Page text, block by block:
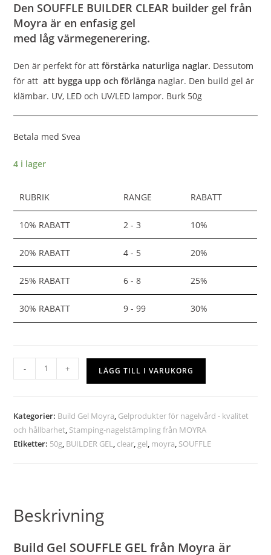
DenSOUFFLE BUILDER CLEAR builder gel från
Moyra är en enfasig gel
med lågvärmegenerering.
Den är perfekt för attförstärka naturliga naglar. Dessutom
för attatt bygga upp och förlänga naglar. Den build gel är
klämbar. UV, LED och UV/LED lampor. Burk 50g
Betala med Svea
4 i lager
RUBRIK RANGE RABATT
10% RABATT 2 - 3 10%
20% RABATT 4 - 5 20%
25% RABATT 6 - 8 25%
30% RABATT 9 - 99 30%
- + LÄGG TILL I VARUKORG
Kategorier: Build Gel Moyra, Gelprodukter för nagelvård - kvalitet
och hållbarhet, Stamping-nagelstämpling från MOYRA
Etiketter: 50g, BUILDER GEL, clear, gel, moyra, SOUFFLE
Beskrivning
Build Gel SOUFFLE GEL från Moyra är